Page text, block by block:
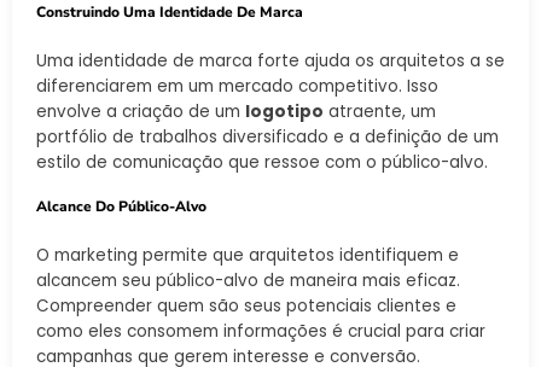
Construindo Uma Identidade De Marca
Uma identidade de marca forte ajuda os arquitetos a se
diferenciarem em um mercado competitivo. Isso
envolve a criação de um logotipo atraente, um
portfólio de trabalhos diversificado e a definição de um
estilo de comunicação que ressoe com o público-alvo.
Alcance Do Público-Alvo
O marketing permite que arquitetos identifiquem e
alcancem seu público-alvo de maneira mais eficaz.
Compreender quem são seus potenciais clientes e
como eles consomem informações é crucial para criar
campanhas que gerem interesse e conversão.